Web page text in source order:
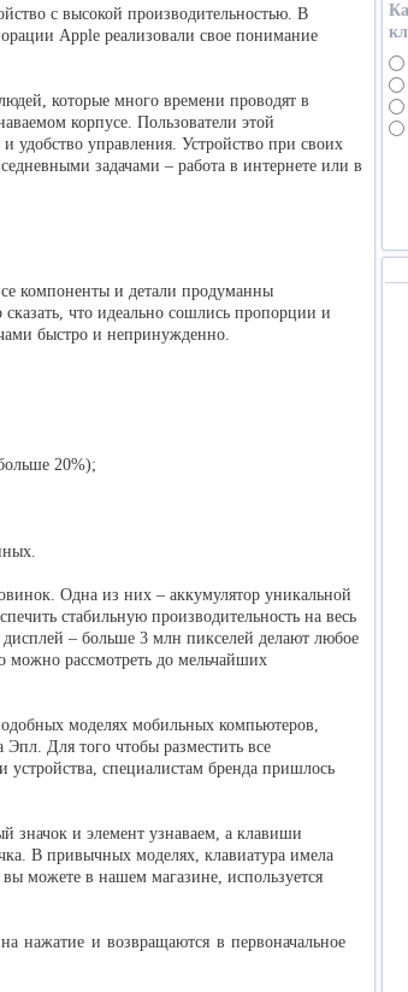
с высокой производительностью. В
Apple реализовали свое понимание
которые много времени проводят в
корпусе. Пользователи этой
удобство управления. Устройство при своих
задачами – работа в интернете или в
компоненты и детали продуманны
что идеально сошлись пропорции и
быстро и непринужденно.
20%);
Одна из них – аккумулятор уникальной
стабильную производительность на весь
– больше 3 млн пикселей делают любое
можно рассмотреть до мельчайших
моделях мобильных компьютеров,
Эпл. Для того чтобы разместить все
специалистам бренда пришлось
значок и элемент узнаваем, а клавиши
В привычных моделях, клавиатура имела
можете в нашем магазине, используется
нажатие и возвращаются в первоначальное